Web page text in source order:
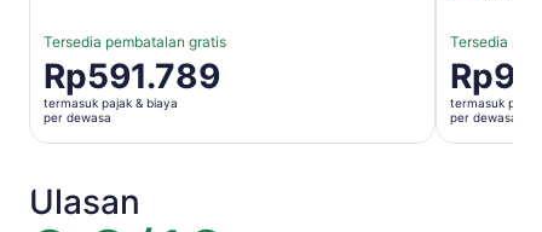
Tersedia pembatalan gratis
Harga
Rp591.789
per
dewasa
Rp591.789
termasuk pajak & biaya
per dewasa
Tersedia
Harga
per
dewasa
termasuk pajak
per dewasa
Ulasan